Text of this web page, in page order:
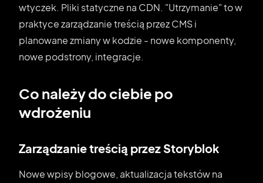
wtyczek. Pliki statyczne na CDN. "Utrzymanie" to w
praktyce zarządzanie treścią przez CMS i
planowane zmiany w kodzie - nowe komponenty,
nowe podstrony, integracje.
Co należy do ciebie po
wdrożeniu
Zarządzanie treścią przez Storyblok
Nowe wpisy blogowe, aktualizacja tekstów na